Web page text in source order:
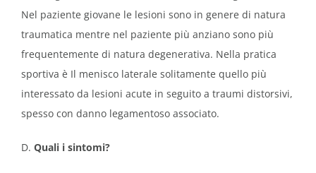
Nel paziente giovane le lesioni sono in genere di natura
traumatica mentre nel paziente più anziano sono più
frequentemente di natura degenerativa. Nella pratica
sportiva è Il menisco laterale solitamente quello più
interessato da lesioni acute in seguito a traumi distorsivi,
spesso con danno legamentoso associato.
D. Quali i sintomi?